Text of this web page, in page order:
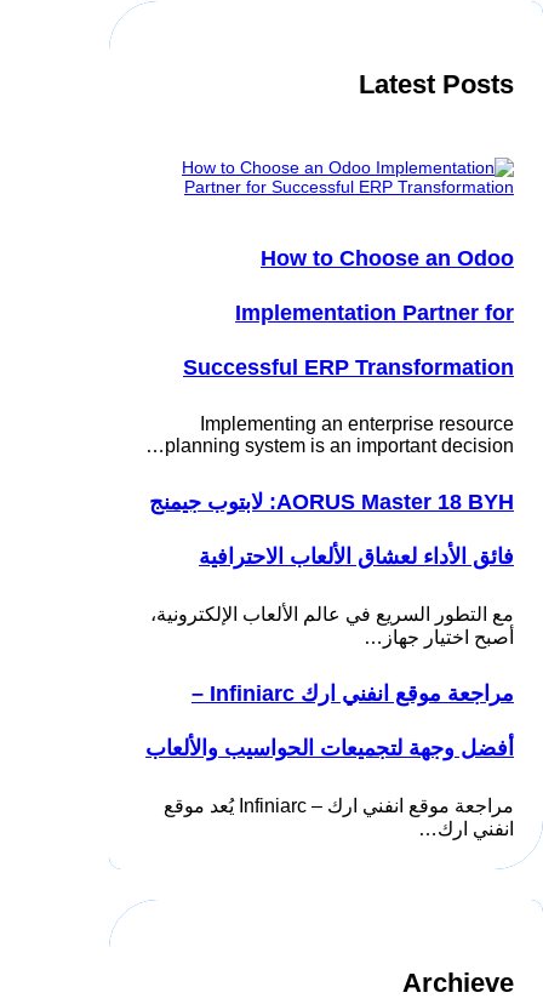
Latest Posts
How to Choose an Odoo
Implementation Partner for
Successful ERP Transformation
Implementing an enterprise resource
planning system is an important decision…
AORUS Master 18 BYH: لابتوب جيمنج
فائق الأداء لعشاق الألعاب الاحترافية
مع التطور السريع في عالم الألعاب الإلكترونية،
أصبح اختيار جهاز…
مراجعة موقع انفني ارك Infiniarc –
أفضل وجهة لتجميعات الحواسيب والألعاب
مراجعة موقع انفني ارك – Infiniarc يُعد موقع
انفني ارك…
Archieve